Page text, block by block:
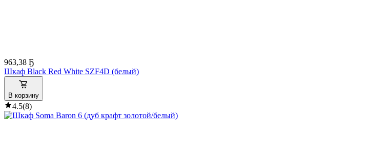
963,38 Ҕ
Шкаф Black Red White SZF4D (белый)
В корзину
4.5(8)